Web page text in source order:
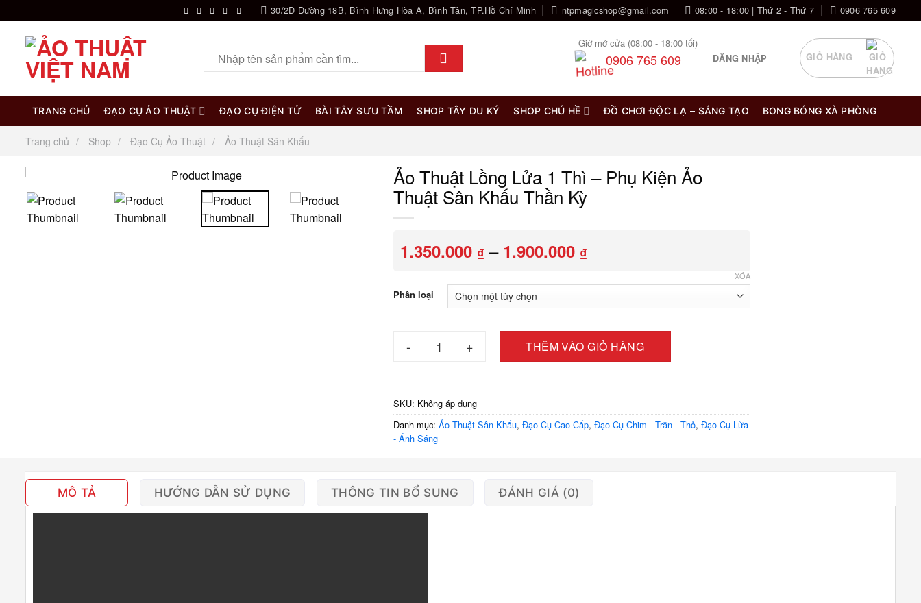
đến
30/2D Đường 18B, Bình Hưng Hòa A, Bình Tân, TP.Hồ Chí Minh ntpmagicshop@gmail.com 08:00 - 18:00 | Thứ 2 - Thứ 7 0906 765 609
kiếm:
Giờ mở cửa (08:00 - 18:00 tối)
0906 765 609 ĐĂNG NHẬP GIỎ HÀNG
TRANG CHỦ ĐẠO CỤ ẢO THUẬT ĐẠO CỤ ĐIỆN TỬ BÀI TÂY SƯU TẦM SHOP TÂY DU KÝ SHOP CHÚ HỀ ĐỒ CHƠI ĐỘC LẠ – SÁNG TẠO BONG BÓNG XÀ PHÒNG
Trang chủ Shop Đạo Cụ Ảo Thuật Ảo Thuật Sân Khấu
Ảo Thuật Lồng Lửa 1 Thì – Phụ Kiện Ảo
Thuật Sân Khấu Thần Kỳ
1.350.000 ₫ – 1.900.000 ₫Khoảng
giá:
đến
1.900.000 ₫
Phân loại
XÓA
Ảo Thuật Lồng Lửa 1 Thì – Phụ Kiện Ảo Thuật Sân Khấu Thần Kỳ số lượng
THÊM VÀO GIỎ HÀNG
SKU: Không áp dụng
Danh mục: Ảo Thuật Sân Khấu, Đạo Cụ Cao Cấp, Đạo Cụ Chim - Trăn - Thỏ, Đạo Cụ Lửa
- Ánh Sáng
MÔ TẢ HƯỚNG DẪN SỬ DỤNG THÔNG TIN BỔ SUNG ĐÁNH GIÁ (0)